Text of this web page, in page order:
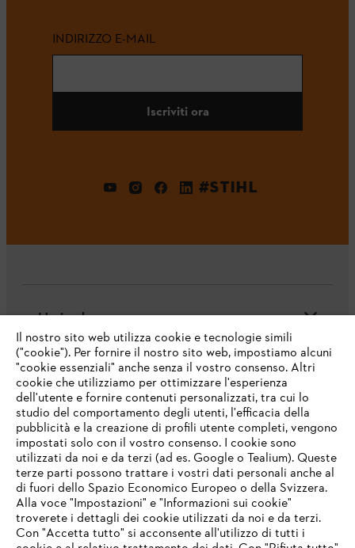
INDIRIZZO E-MAIL
Iscriviti ora
#STIHL
L'azienda
Domande frequenti
Assistenza
IHR BROWSER WIRD NICHT
UNTERSTÜTZT
Il nostro sito web utilizza cookie e tecnologie simili
("cookie"). Per fornire il nostro sito web, impostiamo alcuni
"cookie essenziali" anche senza il vostro consenso. Altri
cookie che utilizziamo per ottimizzare l'esperienza
dell'utente e fornire contenuti personalizzati, tra cui lo
studio del comportamento degli utenti, l'efficacia della
pubblicità e la creazione di profili utente completi, vengono
impostati solo con il vostro consenso. I cookie sono
utilizzati da noi e da terzi (ad es. Google o Tealium). Queste
terze parti possono trattare i vostri dati personali anche al
di fuori dello Spazio Economico Europeo o della Svizzera.
Alla voce "Impostazioni" e "Informazioni sui cookie"
troverete i dettagli dei cookie utilizzati da noi e da terzi.
Con "Accetta tutto" si acconsente all'utilizzo di tutti i